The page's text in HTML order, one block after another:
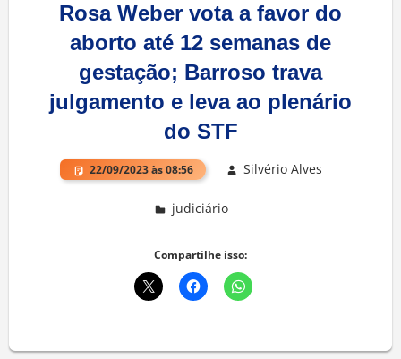
Rosa Weber vota a favor do
aborto até 12 semanas de
gestação; Barroso trava
julgamento e leva ao plenário
do STF
22/09/2023 às 08:56 Silvério Alves
judiciário
Compartilhe isso: